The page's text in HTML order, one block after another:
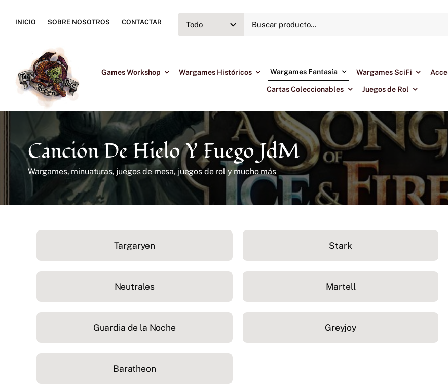
contenido
INICIO SOBRE NOSOTROS CONTACTAR
Games Workshop Wargames Históricos Wargames Fantasía Wargames SciFi
Cartas Coleccionables
Juegos de Rol
Canción De Hielo Y Fuego JdM
Wargames, minuaturas, juegos de mesa, juegos de rol y mucho más
Targaryen Stark
Neutrales Martell
Guardia de la Noche Greyjoy
Baratheon